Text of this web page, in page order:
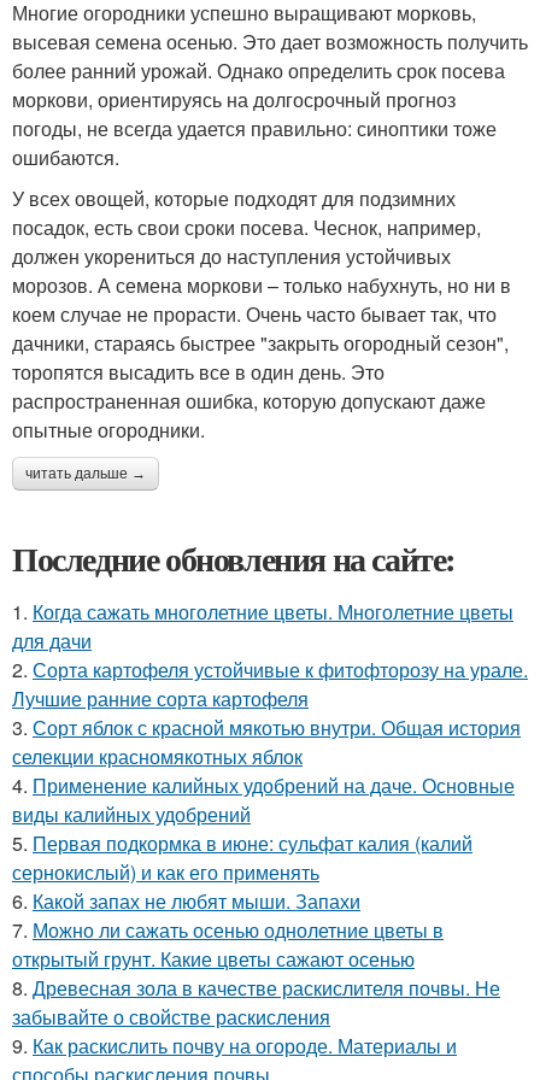
Многие огородники успешно выращивают морковь,
высевая семена осенью. Это дает возможность получить
более ранний урожай. Однако определить срок посева
моркови, ориентируясь на долгосрочный прогноз
погоды, не всегда удается правильно: синоптики тоже
ошибаются.
У всех овощей, которые подходят для подзимних
посадок, есть свои сроки посева. Чеснок, например,
должен укорениться до наступления устойчивых
морозов. А семена моркови – только набухнуть, но ни в
коем случае не прорасти. Очень часто бывает так, что
дачники, стараясь быстрее "закрыть огородный сезон",
торопятся высадить все в один день. Это
распространенная ошибка, которую допускают даже
опытные огородники.
читать дальше →
Последние обновления на сайте:
1. Когда сажать многолетние цветы. Многолетние цветы
для дачи
2. Сорта картофеля устойчивые к фитофторозу на урале.
Лучшие ранние сорта картофеля
3. Сорт яблок с красной мякотью внутри. Общая история
селекции красномякотных яблок
4. Применение калийных удобрений на даче. Основные
виды калийных удобрений
5. Первая подкормка в июне: сульфат калия (калий
сернокислый) и как его применять
6. Какой запах не любят мыши. Запахи
7. Можно ли сажать осенью однолетние цветы в
открытый грунт. Какие цветы сажают осенью
8. Древесная зола в качестве раскислителя почвы. Не
забывайте о свойстве раскисления
9. Как раскислить почву на огороде. Материалы и
способы раскисления почвы